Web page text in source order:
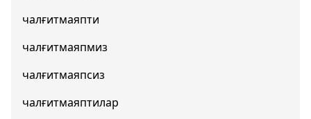
чалғитмаяпти
чалғитмаяпмиз
чалғитмаяпсиз
чалғитмаяптилар